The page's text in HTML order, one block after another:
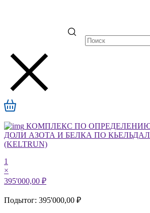
КОМПЛЕКС ПО
ДОЛИ АЗОТА И БЕЛКА ПО
(KELTRUN)
1
×
395'000,00 ₽
Подытог: 395'000,00 ₽